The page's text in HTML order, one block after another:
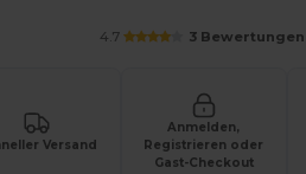
4.7 3 Bewertungen
Versand
Anmelden,
Registrieren oder
Gast-Checkout